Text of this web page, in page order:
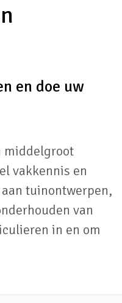
en doe uw
middelgroot
vakkennis en
tuinontwerpen,
van
in en om